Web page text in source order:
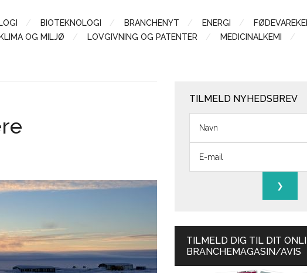
BIOTEKNOLOGI BRANCHENYT ENERGI
KLIMA OG MILJØ LOVGIVNING OG PATENTER
MEDICINALKEMI
TILMELD NYHEDSBREV
TILMELD DIG TIL DIT
BRANCHEMAGASIN/AVIS